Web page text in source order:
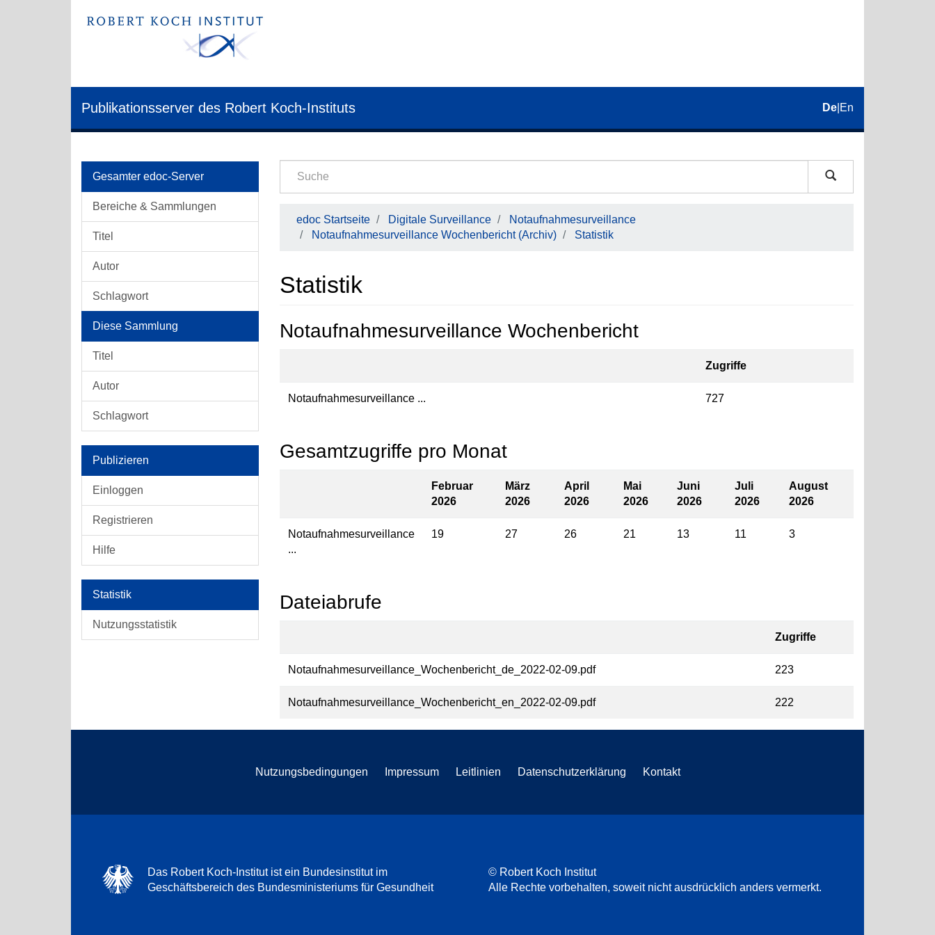
Publikationsserver des Robert Koch-Instituts De En
Gesamter edoc-Server
Bereiche & Sammlungen
Titel
Autor
Schlagwort
Diese Sammlung
Titel
Autor
Schlagwort
Publizieren
Einloggen
Registrieren
Hilfe
Statistik
Nutzungsstatistik
edoc Startseite Digitale Surveillance
Notaufnahmesurveillance
Notaufnahmesurveillance Wochenbericht (Archiv)
Statistik
Statistik
Notaufnahmesurveillance Wochenbericht
Zugriffe
Notaufnahmesurveillance ... 727
Gesamtzugriffe pro Monat
Februar
2026
März
2026
April
2026
Mai
2026
Juni
2026
Juli
2026
August
2026
Notaufnahmesurveillance
...
19 27 26 21 13 11 3
Dateiabrufe
Zugriffe
Notaufnahmesurveillance_Wochenbericht_de_2022-02-09.pdf 223
Notaufnahmesurveillance_Wochenbericht_en_2022-02-09.pdf 222
Nutzungsbedingungen Impressum Leitlinien Datenschutzerklärung Kontakt
Das Robert Koch-Institut ist ein Bundesinstitut im
Geschäftsbereich des Bundesministeriums für Gesundheit
© Robert Koch Institut
Alle Rechte vorbehalten, soweit nicht ausdrücklich anders vermerkt.